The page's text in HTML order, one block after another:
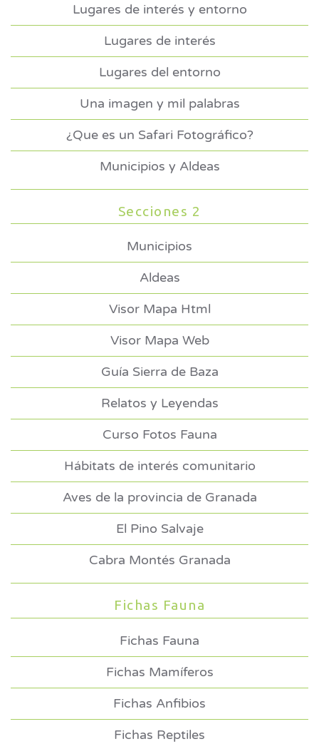
Lugares de interés y entorno
Lugares de interés
Lugares del entorno
Una imagen y mil palabras
¿Que es un Safari Fotográfico?
Municipios y Aldeas
Secciones 2
Municipios
Aldeas
Visor Mapa Html
Visor Mapa Web
Guía Sierra de Baza
Relatos y Leyendas
Curso Fotos Fauna
Hábitats de interés comunitario
Aves de la provincia de Granada
El Pino Salvaje
Cabra Montés Granada
Fichas Fauna
Fichas Fauna
Fichas Mamíferos
Fichas Anfibios
Fichas Reptiles